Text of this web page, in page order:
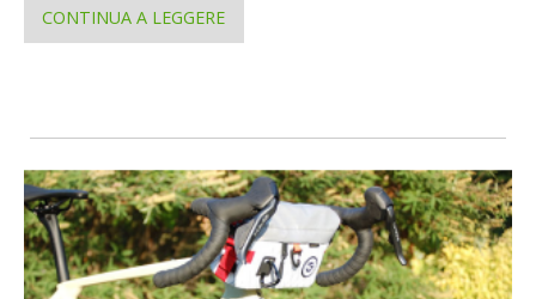
CONTINUA A LEGGERE